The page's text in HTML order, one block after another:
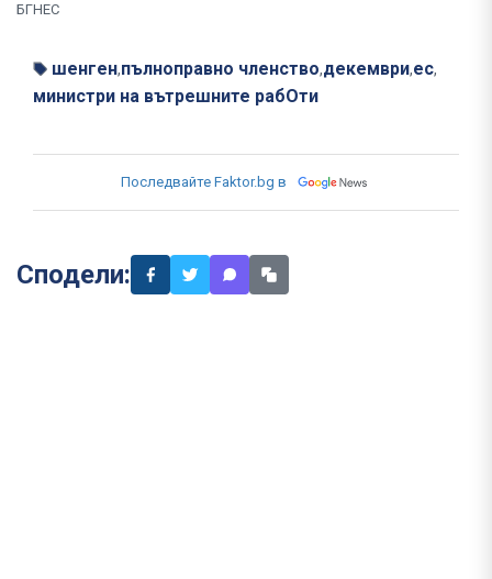
БГНЕС
шенген,пълноправно членство,декември,ес,
министри на вътрешните рабОти
Последвайте Faktor.bg в
Сподели: